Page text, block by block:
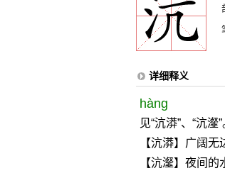
详细释义
hàng
见“沆漭”、“沆瀣”
【沆漭】广阔
【沆瀣】夜间